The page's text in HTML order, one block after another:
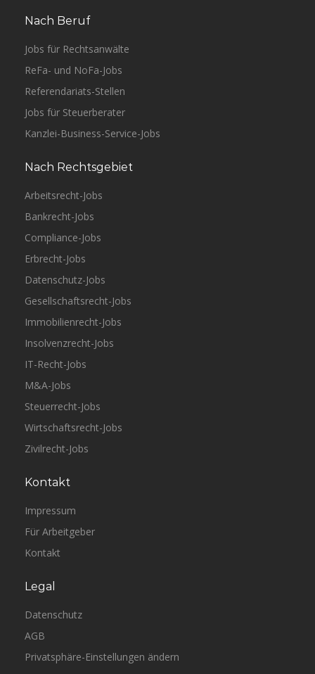
Nach Beruf
Jobs für Rechtsanwälte
ReFa- und NoFa-Jobs
Referendariats-Stellen
Jobs für Steuerberater
Kanzlei-Business-Service-Jobs
Nach Rechtsgebiet
Arbeitsrecht-Jobs
Bankrecht-Jobs
Compliance-Jobs
Erbrecht-Jobs
Datenschutz-Jobs
Gesellschaftsrecht-Jobs
Immobilienrecht-Jobs
Insolvenzrecht-Jobs
IT-Recht-Jobs
M&A-Jobs
Steuerrecht-Jobs
Wirtschaftsrecht-Jobs
Zivilrecht-Jobs
Kontakt
Impressum
Für Arbeitgeber
Kontakt
Legal
Datenschutz
AGB
Privatsphäre-Einstellungen ändern